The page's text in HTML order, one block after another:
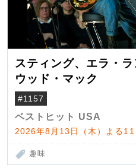
スティング、エラ・
ウッド・マック
#1157
ベストヒット USA
2026年8月13日（木）よる
趣味